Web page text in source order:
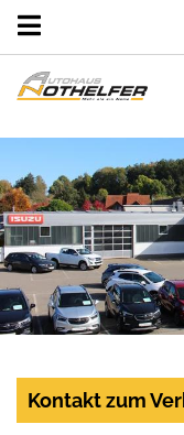
Kontakt zum